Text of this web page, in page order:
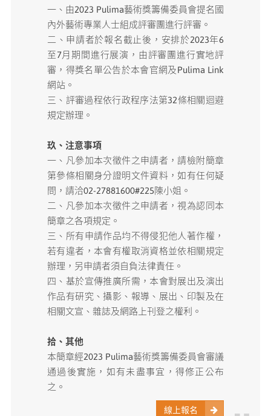
一、由2023 Pulima藝術獎籌備委員會提名國
內外藝術專業人士組成評審團進行評審。
二、申請者於報名截止後，安排於2023年6
至7月期間進行展演，由評審團進行實地評
審，得獎名單公告於本會官網及Pulima Link
網站。
三、評審過程依行政程序法第32條相關迴避
規定辦理。
玖、注意事項
一、凡參加本次徵件之申請者，請檢附簡章
第參條相關身分證明文件資料，如有任何疑
問，請洽02-27881600#225陳小姐。
二、凡參加本次徵件之申請者，視為認同本
簡章之各項規定。
三、所有申請作品均不得侵犯他人著作權，
若有違者，本會有權取消資格並依相關規定
辦理，另申請者須自負法律責任。
四、基於宣傳推廣所需，本會對展出及演出
作品有研究、攝影、報導、展出、印製及在
相關文宣、雜誌及網路上刊登之權利。
拾、其他
本簡章經2023 Pulima藝術獎籌備委員會審議
通過後實施，如有未盡事宜，得修正公布
之。
線上報名